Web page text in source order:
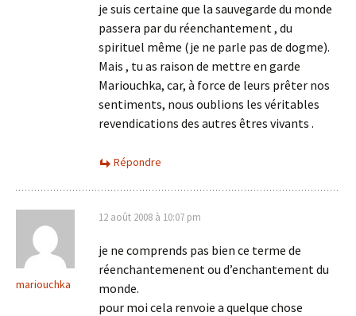
je suis certaine que la sauvegarde du monde
passera par du réenchantement , du
spirituel même (je ne parle pas de dogme).
Mais , tu as raison de mettre en garde
Mariouchka, car, à force de leurs prêter nos
sentiments, nous oublions les véritables
revendications des autres êtres vivants .
Répondre
mariouchka
12 août 2008 à 10:07 pm
je ne comprends pas bien ce terme de
réenchantemenent ou d’enchantement du
monde.
pour moi cela renvoie a quelque chose